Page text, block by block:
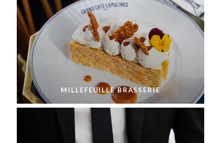
MILLEFEUILLE BRASSERIE